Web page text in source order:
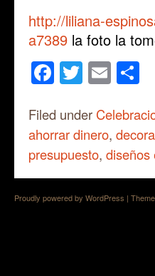
http://liliana-
a7389 la foto la
Facebook
Twitter
Email
Filed under
ahorrar dinero,
presupuesto, diseños
Proudly powered by WordPress |